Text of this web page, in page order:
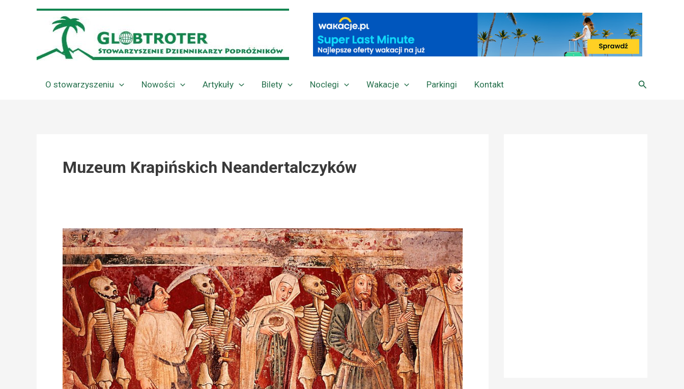
O stowarzyszeniu Nowości Artykuły Bilety Noclegi Wakacje Parkingi Kontakt Szukaj
Muzeum Krapińskich Neandertalczyków
CHORWACJA:
CO
SZCZEGÓLNIE
WARTO
ZOBACZYĆ?